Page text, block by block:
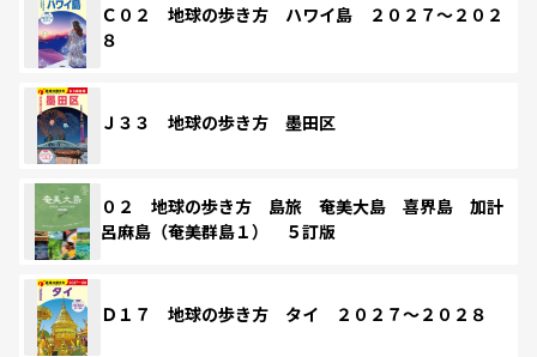
Ｃ０２ 地球の歩き方 ハワイ島 ２０２７～２０２
８
Ｊ３３ 地球の歩き方 墨田区
０２ 地球の歩き方 島旅 奄美大島 喜界島 加計
呂麻島（奄美群島１） ５訂版
Ｄ１７ 地球の歩き方 タイ ２０２７～２０２８